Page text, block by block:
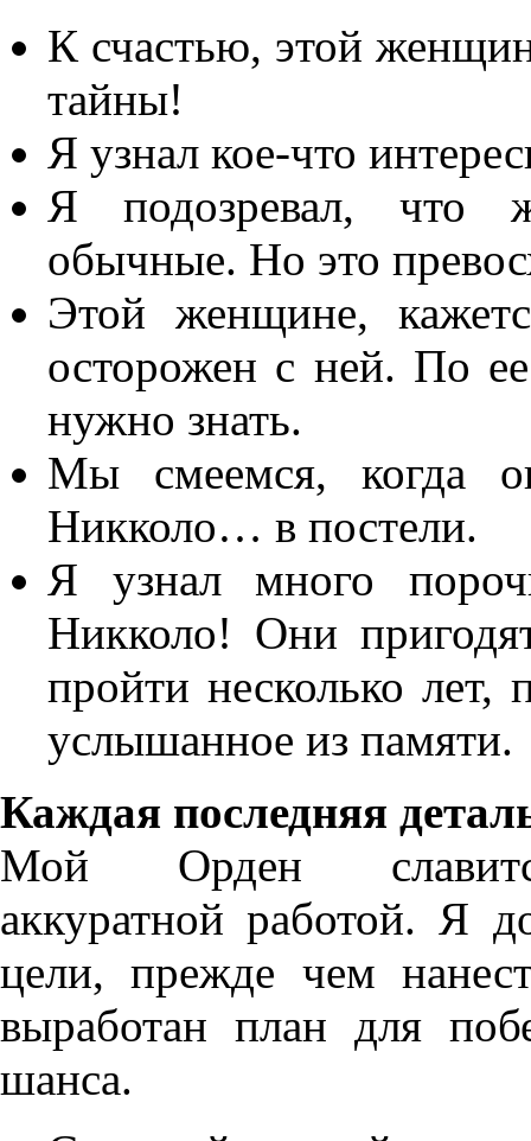
К счастью, этой
тайны!
Я узнал кое-что
Я подозревал, что
обычные. Но это
Этой женщине,
осторожен с ней. По
нужно знать.
Мы смеемся, когда
Никколо… в постели.
Я узнал много
Никколо! Они
пройти несколько лет,
услышанное из памяти.
Каждая последняя
Мой Орден
аккуратной работой. Я
цели, прежде чем
выработан план для
шанса.